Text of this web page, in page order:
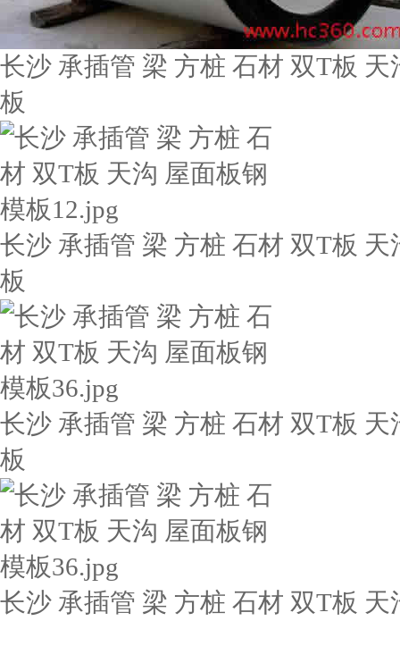
长沙 承插管 梁 方桩 石材 双T板
板
长沙 承插管 梁 方桩 石材 双T板
板
长沙 承插管 梁 方桩 石材 双T板
板
长沙 承插管 梁 方桩 石材 双T板